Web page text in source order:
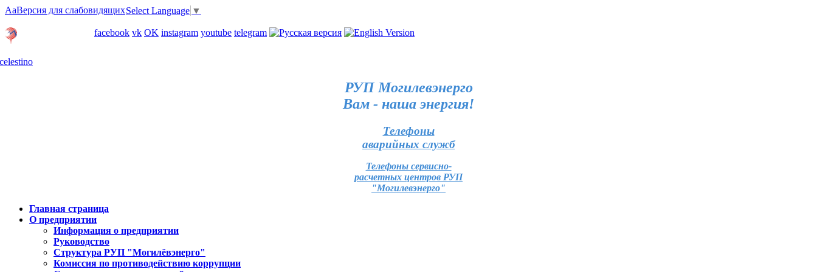
AaВерсия для слабовидящихSelect Language ▼
facebook vk OK instagram youtube telegram
РУП Могилевэнерго
Вам - наша энергия!
Телефоны
аварийных служб
Телефоны сервисно-
расчетных центров РУП
"Могилевэнерго"
Главная страница
О предприятии
Информация о предприятии
Руководство
Структура РУП "Могилёвэнерго"
Комиссия по противодействию коррупции